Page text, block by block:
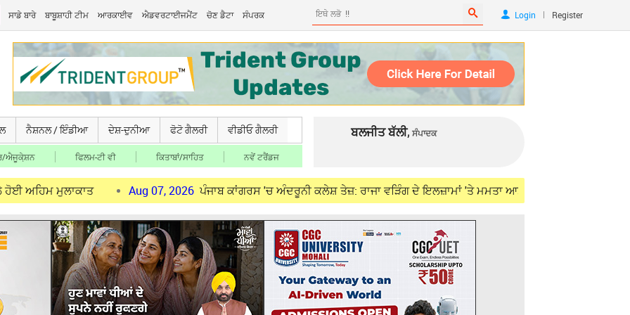
ਸਾਡੇ ਬਾਰੇ ਬਾਬੂਸ਼ਾਹੀ ਟੀਮ ਆਰਕਾਈਵ ਐਡਵਰਟਾਈਜਮੈਂਟ ਚੋਣ ਡੈਟਾ ਸੰਪਰਕ Login | Register
ਨੈਸ਼ਨਲ / ਇੰਡੀਆ ਦੇਸ਼-ਦੁਨੀਆ ਫੋਟੋ ਗੈਲਰੀ ਵੀਡੀਓ ਗੈਲਰੀ
ਐਜੂਕੇ਼ਸ਼ਨ ਫਿਲਮ-ਟੀ ਵੀ ਕਿਤਾਬਾਂ/ਸਾਹਿਤ ਨਵੇਂ ਟਰੈਂਡਜ
ਬਲਜੀਤ ਬੱਲੀ, ਸੰਪਾਦਕ
Aug 07, 2026 ਪੰਜਾਬ ਕਾਂਗਰਸ 'ਚ ਅੰਦਰੂਨੀ ਕਲੇਸ਼ ਤੇਜ਼: ਰਾਜਾ ਵੜਿੰਗ ਦੇ ਇਲਜ਼ਾਮਾਂ 'ਤੇ ਮਮਤਾ ਆਸ਼ੂ ਦਾ ਪਲਟਵਾਰ; ਹਾਈਕਮਾਂਡ ਨੂੰ ਪੁੱਛੇ 5